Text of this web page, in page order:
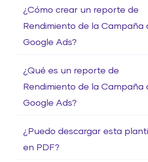
¿Cómo crear un reporte de
Rendimiento de la Campaña
Google Ads?
¿Qué es un reporte de
Rendimiento de la Campaña
Google Ads?
¿Puedo descargar esta
en PDF?